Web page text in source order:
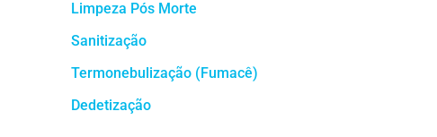
Limpeza Pós Morte
Sanitização
Termonebulização (Fumacê)
Dedetização